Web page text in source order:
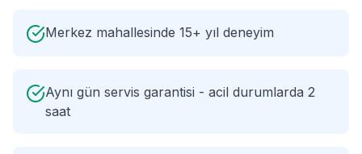
Merkez mahallesinde 15+ yıl deneyim
Aynı gün servis garantisi - acil durumlarda 2
saat